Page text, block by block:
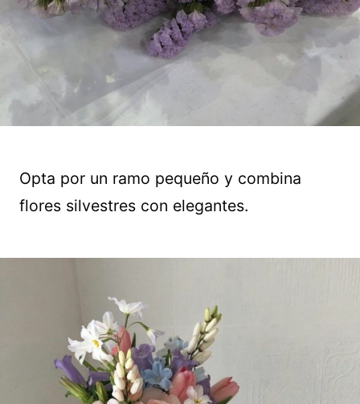
Opta por un ramo pequeño y combina
flores silvestres con elegantes.